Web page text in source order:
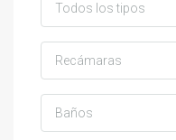
Todos los tipos
Recámaras
Baños